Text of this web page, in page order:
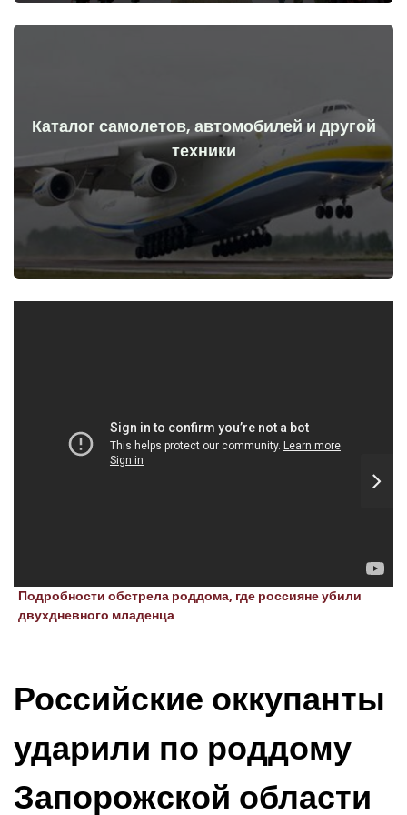
Каталог самолетов, автомобилей и другой
техники
Самолеты, машины, технические средства до и после
начала войны
Перейти
Подробности обстрела роддома, где россияне убили
двухдневного младенца
Российские оккупанты
ударили по роддому
Запорожской области